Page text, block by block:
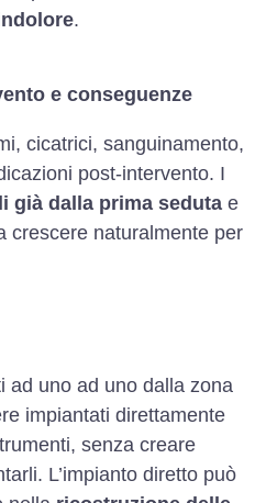
.
e conseguenze
cicatrici, sanguinamento,
post-intervento. I
già dalla prima seduta e
crescere naturalmente per
ad uno ad uno dalla zona
impiantati direttamente
senza creare
L’impianto diretto può